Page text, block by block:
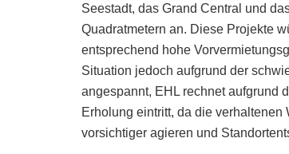
Seestadt, das Grand Central und
Quadratmetern an. Diese Projekte
entsprechend hohe
Situation jedoch aufgrund der
angespannt, EHL rechnet aufgrund
Erholung eintritt, da die
vorsichtiger agieren und